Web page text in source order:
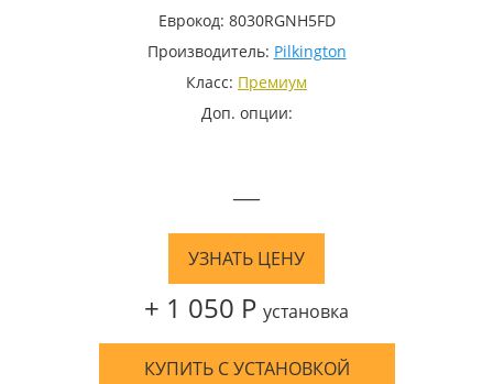
Еврокод: 8030RGNH5FD
Производитель: Pilkington
Класс: Премиум
Доп. опции:
—
УЗНАТЬ ЦЕНУ
+ 1 050 Р установка
КУПИТЬ С УСТАНОВКОЙ